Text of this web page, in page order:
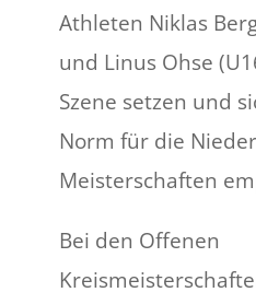
Athleten Niklas
und Linus Ohse
Szene setzen und
Norm für die
Meisterschaften
Bei den Offenen